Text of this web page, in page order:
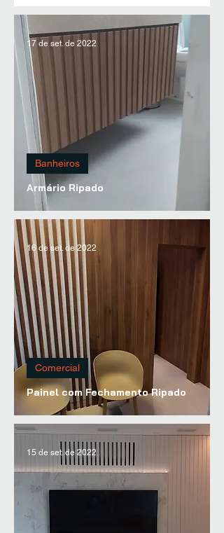
Armário Ripado
Banheiros
17 de set. de 2022
Painel com Fechamento Ripado
Comercial
16 de set. de 2022
15 de set. de 2022